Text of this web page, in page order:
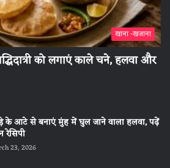
खाना -खजाना
को लगाएं काले चने, हलवा और
के आटे से बनाएं मुंह में घुल जाने वाला हलवा, पढ़ें
23, 2026